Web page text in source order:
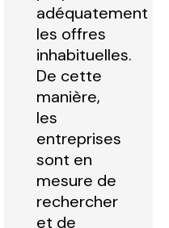
adéquatement
les offres
inhabituelles.
De cette
manière,
les
entreprises
sont en
mesure de
rechercher
et de